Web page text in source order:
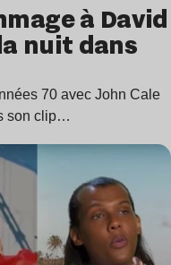
à David
nuit dans
70 avec John Cale
son clip…